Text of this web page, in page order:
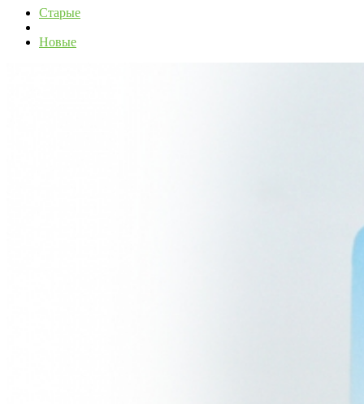
Старые
Новые